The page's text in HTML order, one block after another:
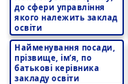
до сфери управління
якого належить заклад
освіти
Найменування посади,
прізвище, ім’я, по
батькові керівника
закладу освіти